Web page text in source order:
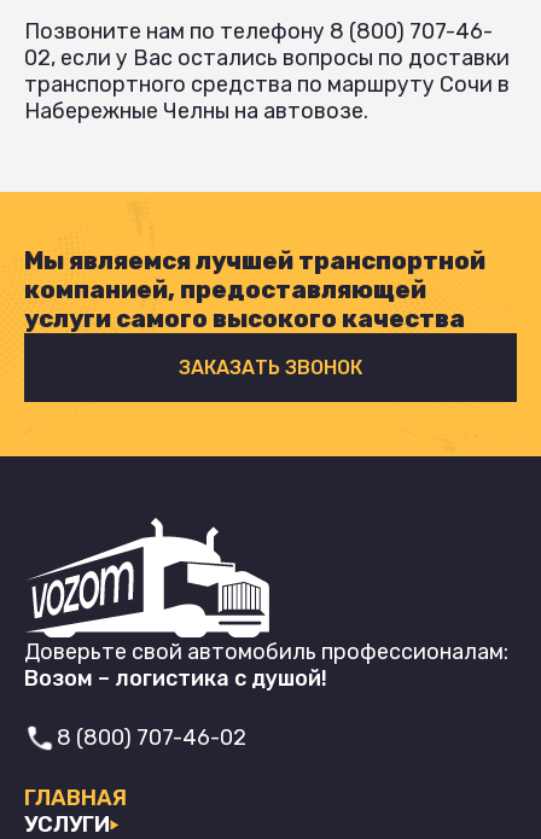
Позвоните нам по телефону 8 (800) 707-46-
02, если у Вас остались вопросы по доставки
транспортного средства по маршруту Сочи в
Набережные Челны на автовозе.
Мы являемся лучшей транспортной
компанией, предоставляющей
услуги самого высокого качества
ЗАКАЗАТЬ ЗВОНОК
Доверьте свой автомобиль профессионалам:
Возом – логистика с душой!
ГЛАВНАЯ
УСЛУГИ
8 (800) 707-46-02